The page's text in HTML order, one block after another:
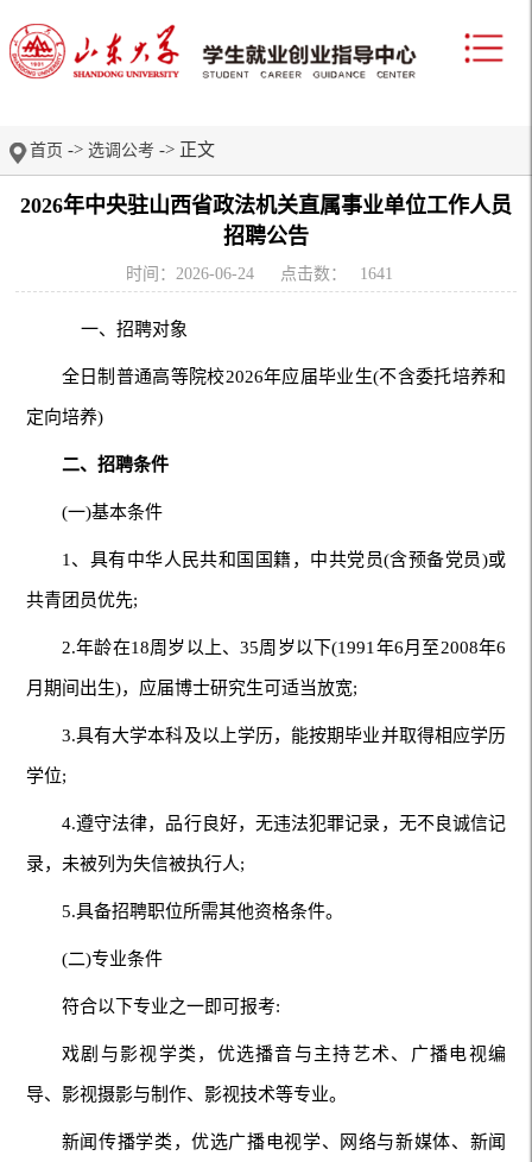
首页 -> 选调公考 -> 正文
2026年中央驻山西省政法机关直属事业单位工作人员
招聘公告
时间：2026-06-24 点击数： 1641
一、招聘对象
全日制普通高等院校2026年应届毕业生(不含委托培养和
定向培养)
二、招聘条件
(一)基本条件
1、具有中华人民共和国国籍，中共党员(含预备党员)或
共青团员优先;
2.年龄在18周岁以上、35周岁以下(1991年6月至2008年6
月期间出生)，应届博士研究生可适当放宽;
3.具有大学本科及以上学历，能按期毕业并取得相应学历
学位;
4.遵守法律，品行良好，无违法犯罪记录，无不良诚信记
录，未被列为失信被执行人;
5.具备招聘职位所需其他资格条件。
(二)专业条件
符合以下专业之一即可报考:
戏剧与影视学类，优选播音与主持艺术、广播电视编
导、影视摄影与制作、影视技术等专业。
新闻传播学类，优选广播电视学、网络与新媒体、新闻